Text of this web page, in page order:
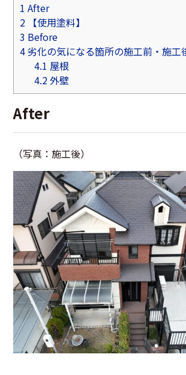
1 After
2 【使用塗料】
3 Before
4劣化の気になる箇所の施工前・施工
4.1 屋根
4.2外壁
After
（写真：施工後）